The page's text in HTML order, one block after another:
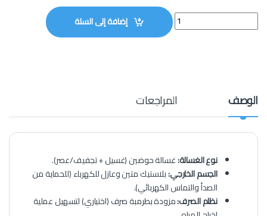
غسالة تكماز حوضين NAS-10WMG quantity إضافة إلى السلة
الوصف المراجعات
نوع الغسالة:غسالة حوضين (غسيل + تجفيف/عصر).
الجسم الخارجي:بلاستيك متين وعازل للكهرباء (للحماية من
الصدأ والتماس الكهربائي).
نظام الصرف:مزودة بطرمبة صرف (اختياري) لتسهيل عملية